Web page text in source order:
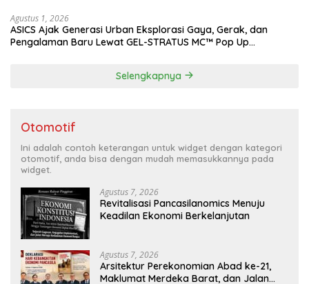
Agustus 1, 2026
ASICS Ajak Generasi Urban Eksplorasi Gaya, Gerak, dan
Pengalaman Baru Lewat GEL-STRATUS MC™ Pop Up
Selengkapnya
Otomotif
Ini adalah contoh keterangan untuk widget dengan kategori
otomotif, anda bisa dengan mudah memasukkannya pada
widget.
Agustus 7, 2026
Revitalisasi Pancasilanomics Menuju
Keadilan Ekonomi Berkelanjutan
Agustus 7, 2026
Arsitektur Perekonomian Abad ke-21,
Maklumat Merdeka Barat, dan Jalan